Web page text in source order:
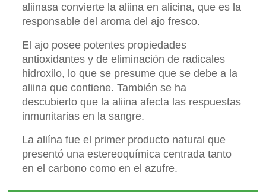
aliinasa convierte la aliina en alicina, que es la
responsable del aroma del ajo fresco.
El ajo posee potentes propiedades
antioxidantes y de eliminación de radicales
hidroxilo, lo que se presume que se debe a la
aliina que contiene. También se ha
descubierto que la aliina afecta las respuestas
inmunitarias en la sangre.
La aliína fue el primer producto natural que
presentó una estereoquímica centrada tanto
en el carbono como en el azufre.